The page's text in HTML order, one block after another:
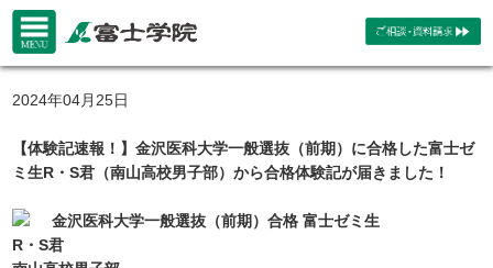
2024年04月25日
【体験記速報！】金沢医科大学一般選抜（前期）に合格した富士ゼ
ミ生R・S君（南山高校男子部）から合格体験記が届きました！
金沢医科大学一般選抜（前期）合格 富士ゼミ生
R・S君